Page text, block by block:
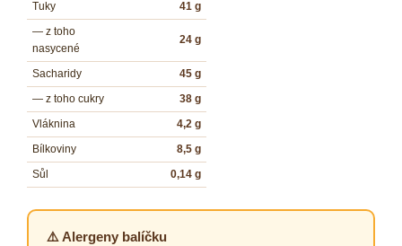
Tuky
41 g
— z toho
nasycené
24 g
Sacharidy
45 g
— z toho cukry
38 g
Vláknina
4,2 g
Bílkoviny
8,5 g
Sůl
0,14 g
⚠️ Alergeny balíčku